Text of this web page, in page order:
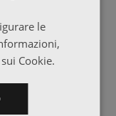
le
Cookie.